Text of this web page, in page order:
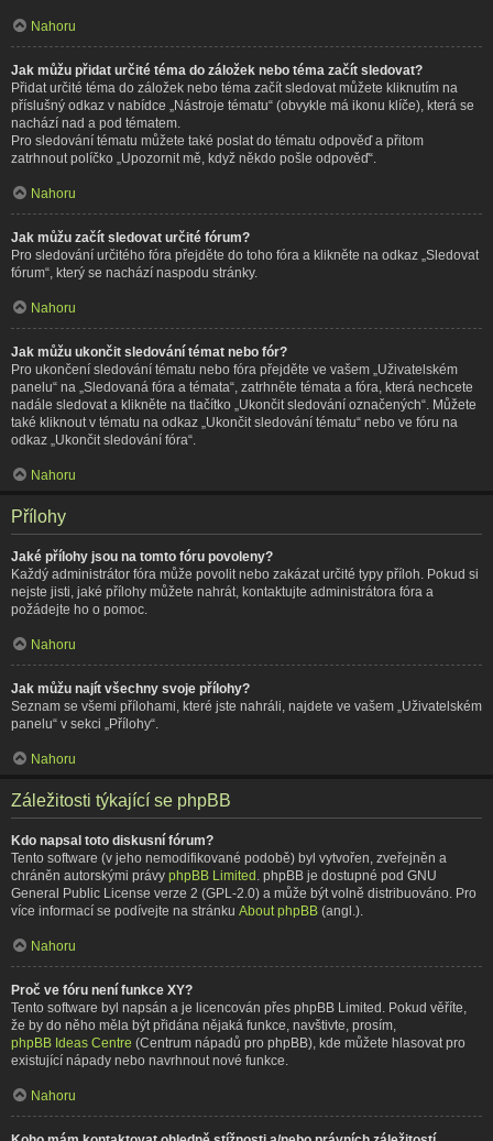
Nahoru
Jak můžu přidat určité téma do záložek nebo téma začít sledovat?
Přidat určité téma do záložek nebo téma začít sledovat můžete kliknutím na
příslušný odkaz v nabídce „Nástroje tématu“ (obvykle má ikonu klíče), která se
nachází nad a pod tématem.
Pro sledování tématu můžete také poslat do tématu odpověď a přitom
zatrhnout políčko „Upozornit mě, když někdo pošle odpověď“.
Nahoru
Jak můžu začít sledovat určité fórum?
Pro sledování určitého fóra přejděte do toho fóra a klikněte na odkaz „Sledovat
fórum“, který se nachází naspodu stránky.
Nahoru
Jak můžu ukončit sledování témat nebo fór?
Pro ukončení sledování tématu nebo fóra přejděte ve vašem „Uživatelském
panelu“ na „Sledovaná fóra a témata“, zatrhněte témata a fóra, která nechcete
nadále sledovat a klikněte na tlačítko „Ukončit sledování označených“. Můžete
také kliknout v tématu na odkaz „Ukončit sledování tématu“ nebo ve fóru na
odkaz „Ukončit sledování fóra“.
Nahoru
Přílohy
Jaké přílohy jsou na tomto fóru povoleny?
Každý administrátor fóra může povolit nebo zakázat určité typy příloh. Pokud si
nejste jisti, jaké přílohy můžete nahrát, kontaktujte administrátora fóra a
požádejte ho o pomoc.
Nahoru
Jak můžu najít všechny svoje přílohy?
Seznam se všemi přílohami, které jste nahráli, najdete ve vašem „Uživatelském
panelu“ v sekci „Přílohy“.
Nahoru
Záležitosti týkající se phpBB
Kdo napsal toto diskusní fórum?
Tento software (v jeho nemodifikované podobě) byl vytvořen, zveřejněn a
chráněn autorskými právy phpBB Limited . phpBB je dostupné pod GNU
General Public License verze 2 (GPL-2.0) a může být volně distribuováno. Pro
více informací se podívejte na stránku About phpBB (angl.).
Nahoru
Proč ve fóru není funkce XY?
Tento software byl napsán a je licencován přes phpBB Limited. Pokud věříte,
že by do něho měla být přidána nějaká funkce, navštivte, prosím,
phpBB Ideas Centre (Centrum nápadů pro phpBB), kde můžete hlasovat pro
existující nápady nebo navrhnout nové funkce.
Nahoru